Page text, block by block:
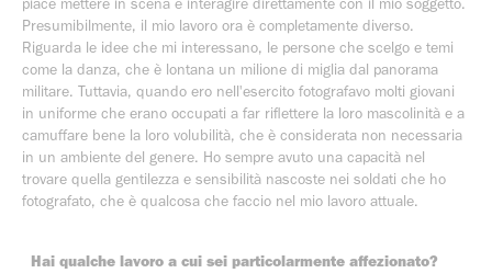
piace mettere in scena e interagire direttamente con il mio soggetto.
Presumibilmente, il mio lavoro ora è completamente diverso.
Riguarda le idee che mi interessano, le persone che scelgo e temi
come la danza, che è lontana un milione di miglia dal panorama
militare. Tuttavia, quando ero nell'esercito fotografavo molti giovani
in uniforme che erano occupati a far riflettere la loro mascolinità e a
camuffare bene la loro volubilità, che è considerata non necessaria
in un ambiente del genere. Ho sempre avuto una capacità nel
trovare quella gentilezza e sensibilità nascoste nei soldati che ho
fotografato, che è qualcosa che faccio nel mio lavoro attuale.
Hai qualche lavoro a cui sei particolarmente affezionato?